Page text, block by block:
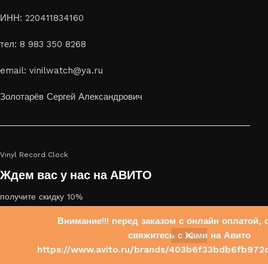
Внимание!!! перед заказом с онлайн оплатой,
свяжитесь с нами на Авито
https://www.avito.ru/brands/
ИНН: 220411834160
тел: 8 983 350 8268
email: vinilwatch@ya.ru
Золотарёв Сергей Александрович
Vinyl Record Clock
Ждем вас у нас на АВИТО
получите скидку 10%
панель
Список желаний
Корзина
Мой аккаунт